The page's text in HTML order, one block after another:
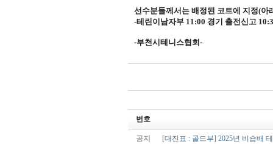
선수분들께서는 배정된 코트에 지정(아
-테린이남자부 11:00 경기 출전신고
-부천시테니스협회 -
번호
공지 [대진표 : 골드부] 2025년 비숍배